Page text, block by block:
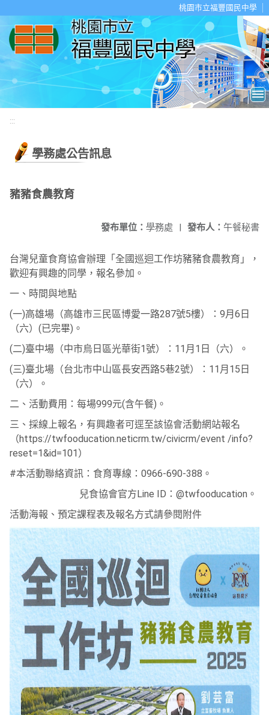
桃園市立福豐國民中學
:::
學務處公告訊息
豬豬食農教育
發布人： 午餐秘書
發布單位： 學務處 |
台灣兒童食育協會辦理「全國巡迴工作坊豬豬食農教育」，
歡迎有興趣的同學，報名參加。
一、時間與地點
(一)高雄場（高雄市三民區博愛一路287號5樓）：9月6日
（六）(已完畢)。
(二)臺中場（中市烏日區光華街1號）：11月1日（六）。
(三)臺北場（台北市中山區長安西路5巷2號）：11月15日
（六）。
二、活動費用：每場999元(含午餐)。
三、採線上報名，有興趣者可逕至該協會活動網站報名
（https://twfooducation.neticrm.tw/civicrm/event /info?
reset=1&id=101）
#本活動聯絡資訊：食育專線：0966-690-388。
兒食協會官方Line ID：@twfooducation。
活動海報、預定課程表及報名方式請參閱附件